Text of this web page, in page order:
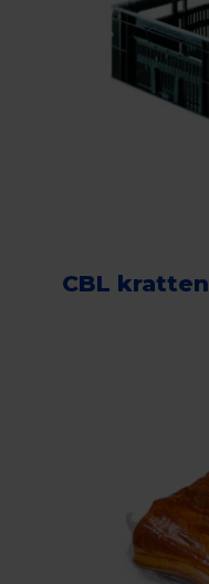
CBL kratten